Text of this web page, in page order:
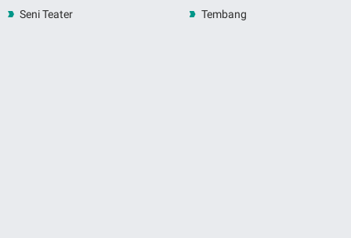
Seni Teater
Tembang